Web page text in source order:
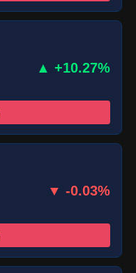
▲ +10.27%
▼ -0.03%